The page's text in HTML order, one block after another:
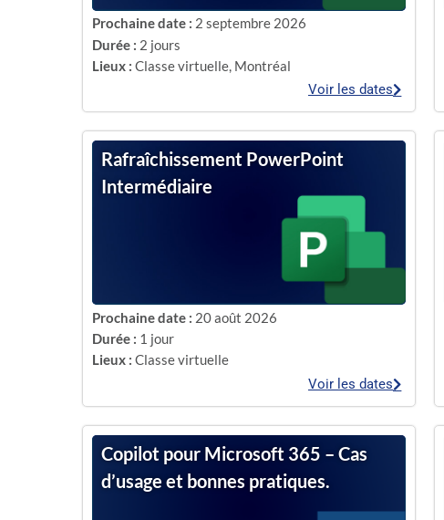
Prochaine date : 2 septembre 2026
Durée : 2 jours
Lieux : Classe virtuelle, Montréal
Voir les dates
Rafraîchissement PowerPoint
Intermédiaire
Prochaine date : 20 août 2026
Durée : 1 jour
Lieux : Classe virtuelle
Voir les dates
Copilot pour Microsoft 365 – Cas
d’usage et bonnes pratiques.